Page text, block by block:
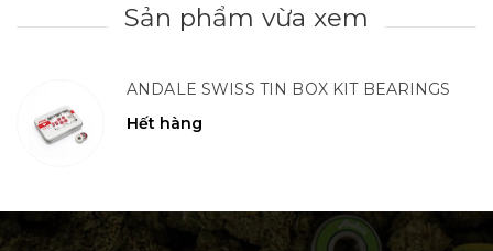
Sản phẩm vừa xem
ANDALE SWISS TIN BOX KIT BEARINGS
Hết hàng